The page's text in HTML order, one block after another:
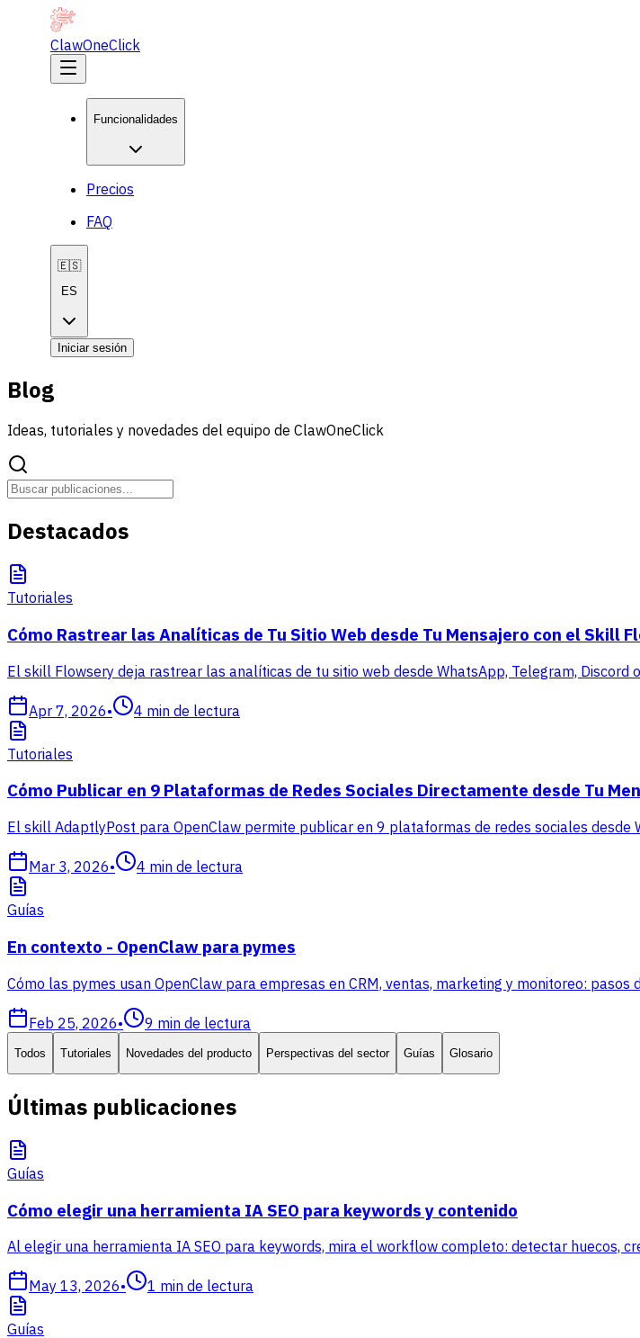
ClawOneClick
Funcionalidades
Precios
FAQ
🇪🇸
ES
Iniciar sesión
Blog
Ideas, tutoriales y novedades del equipo de ClawOneClick
Destacados
Tutoriales
Cómo Rastrear las Analíticas de Tu Sitio Web desde Tu Mensajero con el Skill
El skill Flowsery deja rastrear las analíticas de tu sitio web desde WhatsApp, Telegram, Discord
Apr 7, 2026• 4 min de lectura
Tutoriales
Cómo Publicar en 9 Plataformas de Redes Sociales Directamente desde Tu
El skill AdaptlyPost para OpenClaw permite publicar en 9 plataformas de redes sociales desde
Mar 3, 2026• 4 min de lectura
Guías
En contexto - OpenClaw para pymes
Cómo las pymes usan OpenClaw para empresas en CRM, ventas, marketing y monitoreo:
Feb 25, 2026• 9 min de lectura
Todos Tutoriales Novedades del producto Perspectivas del sector Guías Glosario
Últimas publicaciones
Guías
Cómo elegir una herramienta IA SEO para keywords y contenido
Al elegir una herramienta IA SEO para keywords, mira el workflow completo: detectar huecos,
May 13, 2026• 1 min de lectura
Guías